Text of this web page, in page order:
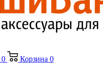
0 Корзина 0